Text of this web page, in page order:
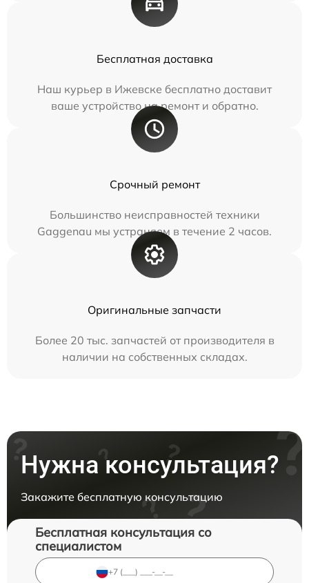
Бесплатная доставка
Наш курьер в Ижевске бесплатно доставит
ваше устройство на ремонт и обратно.
Срочный ремонт
Большинство неисправностей техники
Gaggenau мы устраняем в течение 2 часов.
Оригинальные запчасти
Более 20 тыс. запчастей от производителя в
наличии на собственных складах.
Нужна консультация?
Закажите бесплатную консультацию
Бесплатная консультация со
специалистом